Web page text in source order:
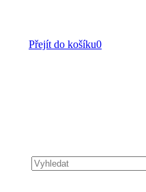
Přejít do košíku0